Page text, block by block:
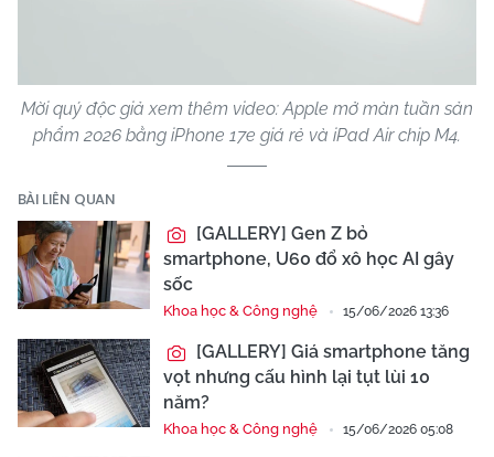
Mời quý độc giả xem thêm video: Apple mở màn tuần sản
phẩm 2026 bằng iPhone 17e giá rẻ và iPad Air chip M4.
BÀI LIÊN QUAN
[GALLERY] Gen Z bỏ
smartphone, U60 đổ xô học AI gây
sốc
Khoa học & Công nghệ 15/06/2026 13:36
[GALLERY] Giá smartphone tăng
vọt nhưng cấu hình lại tụt lùi 10
năm?
Khoa học & Công nghệ 15/06/2026 05:08